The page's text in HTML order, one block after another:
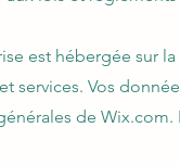
est hébergée sur
services. Vos
de Wix.com.